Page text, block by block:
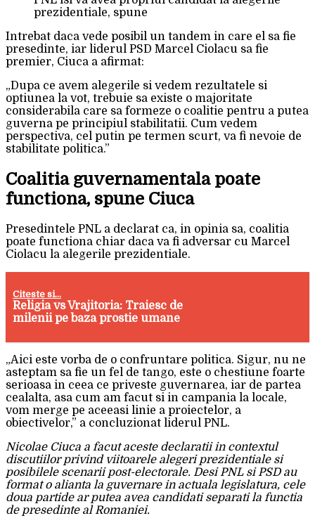
prezidentiale, spune
Intrebat daca vede posibil un tandem in care el sa fie
presedinte, iar liderul PSD Marcel Ciolacu sa fie
premier, Ciuca a afirmat:
„Dupa ce avem alegerile si vedem rezultatele si
optiunea la vot, trebuie sa existe o majoritate
considerabila care sa formeze o coalitie pentru a putea
guverna pe principiul stabilitatii. Cum vedem
perspectiva, cel putin pe termen scurt, va fi nevoie de
stabilitate politica.”
Coalitia guvernamentala poate
functiona, spune Ciuca
Presedintele PNL a declarat ca, in opinia sa, coalitia
poate functiona chiar daca va fi adversar cu Marcel
Ciolacu la alegerile prezidentiale.
Citeste si...
Religia vs Vrajitoria: Traiesc de
milenii pe baza prostie umane
„Aici este vorba de o confruntare politica. Sigur, nu ne
asteptam sa fie un fel de tango, este o chestiune foarte
serioasa in ceea ce priveste guvernarea, iar de partea
cealalta, asa cum am facut si in campania la locale,
vom merge pe aceeasi linie a proiectelor, a
obiectivelor,” a concluzionat liderul PNL.
Nicolae Ciuca a facut aceste declaratii in contextul
discutiilor privind viitoarele alegeri prezidentiale si
posibilele scenarii post-electorale. Desi PNL si PSD au
format o alianta la guvernare in actuala legislatura, cele
doua partide ar putea avea candidati separati la functia
de presedinte al Romaniei.